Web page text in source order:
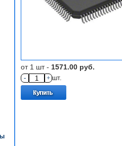
от 1 шт - 1571.00 руб.
- + шт.